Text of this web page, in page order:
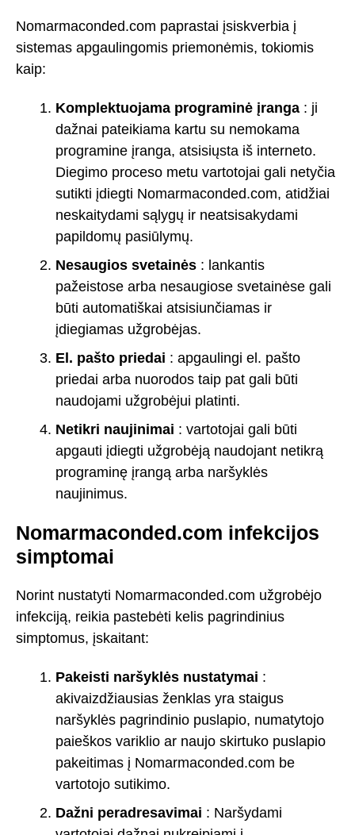
Nomarmaconded.com paprastai įsiskverbia į
sistemas apgaulingomis priemonėmis, tokiomis
kaip:
Komplektuojama programinė įranga : ji
dažnai pateikiama kartu su nemokama
programine įranga, atsisiųsta iš interneto.
Diegimo proceso metu vartotojai gali netyčia
sutikti įdiegti Nomarmaconded.com, atidžiai
neskaitydami sąlygų ir neatsisakydami
papildomų pasiūlymų.
Nesaugios svetainės : lankantis
pažeistose arba nesaugiose svetainėse gali
būti automatiškai atsisiunčiamas ir
įdiegiamas užgrobėjas.
El. pašto priedai : apgaulingi el. pašto
priedai arba nuorodos taip pat gali būti
naudojami užgrobėjui platinti.
Netikri naujinimai : vartotojai gali būti
apgauti įdiegti užgrobėją naudojant netikrą
programinę įrangą arba naršyklės
naujinimus.
Nomarmaconded.com infekcijos
simptomai
Norint nustatyti Nomarmaconded.com užgrobėjo
infekciją, reikia pastebėti kelis pagrindinius
simptomus, įskaitant:
Pakeisti naršyklės nustatymai :
akivaizdžiausias ženklas yra staigus
naršyklės pagrindinio puslapio, numatytojo
paieškos variklio ar naujo skirtuko puslapio
pakeitimas į Nomarmaconded.com be
vartotojo sutikimo.
Dažni peradresavimai : Naršydami